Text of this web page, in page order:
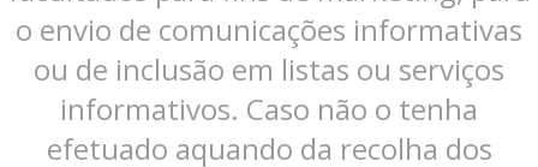
o envio de comunicações informativas
ou de inclusão em listas ou serviços
informativos. Caso não o tenha
efetuado aquando da recolha dos